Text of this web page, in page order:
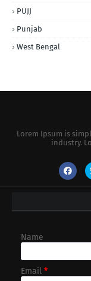
PUJJ
Punjab
West Bengal
Lorem Ipsum is
industry.
Name
Email *